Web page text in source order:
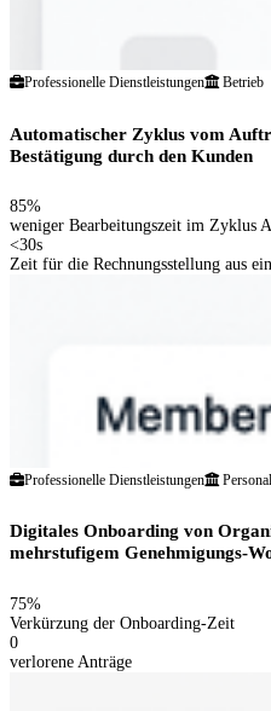
Professionelle Dienstleistungen Betrieb
Automatischer Zyklus vom
Bestätigung durch den Kunden
85%
weniger Bearbeitungszeit im Zyklus
<30s
Zeit für die Rechnungsstellung aus
Professionelle Dienstleistungen
Digitales Onboarding von
mehrstufigem Genehmigungs-
75%
Verkürzung der Onboarding-Zeit
0
verlorene Anträge